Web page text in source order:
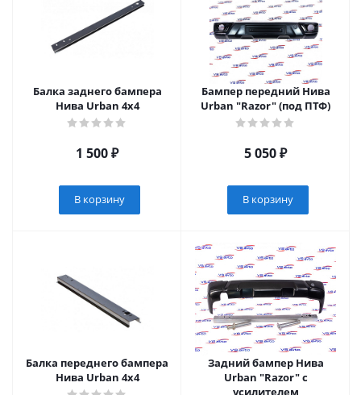
Балка заднего бампера
Нива Urban 4x4
1 500₽
В корзину
Бампер передний Нива
Urban "Razor" (под ПТФ)
5 050₽
В корзину
Балка переднего бампера
Нива Urban 4x4
Задний бампер Нива
Urban "Razor" с
усилителем